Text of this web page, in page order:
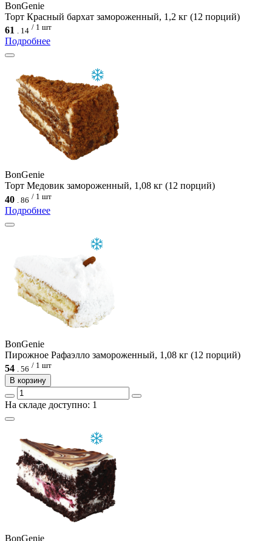
BonGenie
Торт Красный бархат замороженный, 1,2 кг (12 порций)
61 . 14 / 1 шт
Подробнее
BonGenie
Торт Медовик замороженный, 1,08 кг (12 порций)
40
86 / 1 шт
Подробнее
BonGenie
Пирожное Рафаэлло замороженный, 1,08 кг (12 порций)
54 . 56 / 1 шт
В корзину
На складе доступно: 1
BonGenie